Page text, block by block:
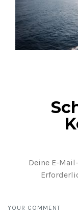
Deine E-
YOUR COMMENT